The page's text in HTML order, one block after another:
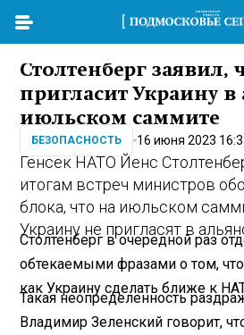
Столтенберг заявил,
пригласит Украину в
июльском саммите
БЕЗОПАСНОСТЬ 16 июня 2023
Генсек НАТО Йенс
итогам встреч министров
блока, что на июльском
Украину не пригласят в
Столтенберг в очередной раз
обтекаемыми фразами о том,
как Украину сделать ближе к
Такая неопределенность
Владимир Зеленский говорит,